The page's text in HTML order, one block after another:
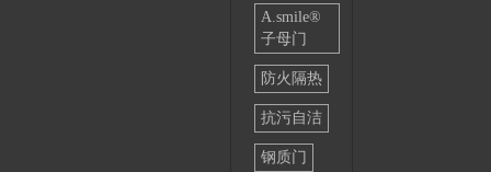
品注入坚
如磐石的
品质灵
的制造基
A.smile®
子母门
防火隔热
抗污自洁
钢质门